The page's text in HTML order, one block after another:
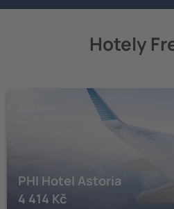
Hotely
PHI Hotel Astoria
4 414 Kč